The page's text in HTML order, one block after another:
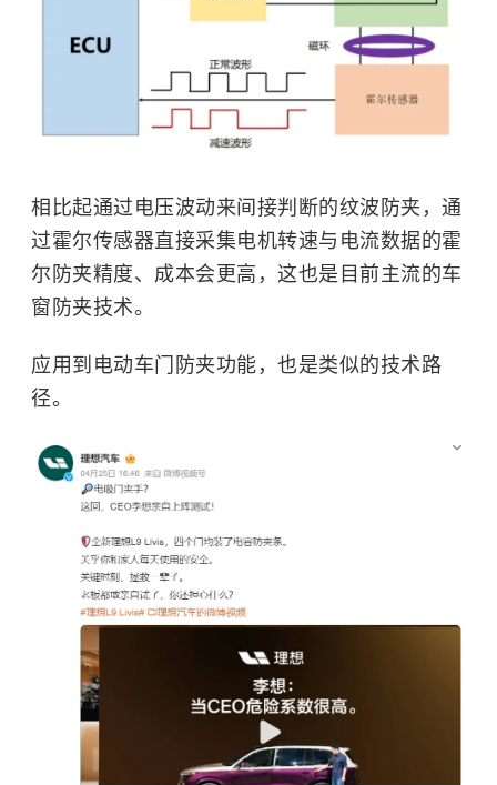
相比起通过电压波动来间接判断的纹波防夹，通
过霍尔传感器直接采集电机转速与电流数据的霍
尔防夹精度、成本会更高，这也是目前主流的车
窗防夹技术。
应用到电动车门防夹功能，也是类似的技术路
径。